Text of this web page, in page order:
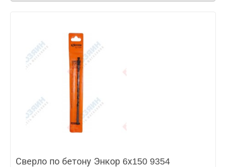
Сверло по бетону Энкор 6х150 9354